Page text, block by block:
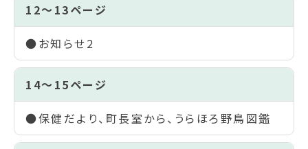
12～13ページ
●お知らせ2
14～15ページ
●保健だより、町長室から、うらほろ野鳥図鑑